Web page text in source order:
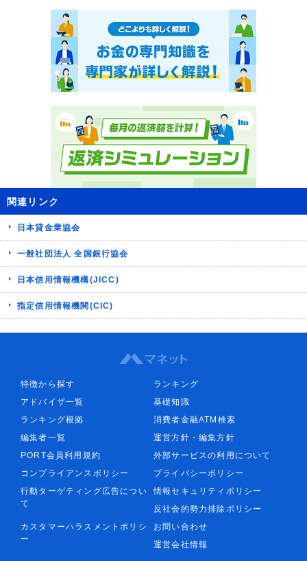
関連リンク
日本貸金業協会
一般社団法人 全国銀行協会
日本信用情報機構(JICC)
指定信用情報機関(CIC)
特徴から探す
ランキング
アドバイザ一覧
基礎知識
ランキング根拠
消費者金融ATM検索
編集者一覧
運営方針・編集方針
PORT会員利用規約
外部サービスの利用について
コンプライアンスポリシー
プライバシーポリシー
行動ターゲティング広告につい
て
情報セキュリティポリシー
反社会的勢力排除ポリシー
カスタマーハラスメントポリシ
ー
お問い合わせ
運営会社情報